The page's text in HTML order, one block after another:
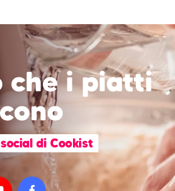
che i piatti
di Cookist